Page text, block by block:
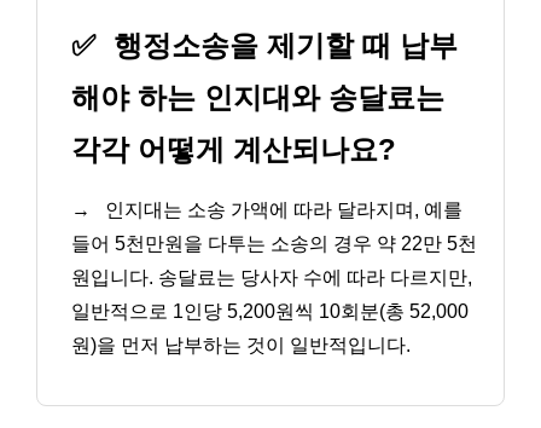
✅ 행정소송을 제기할 때 납부
해야 하는 인지대와 송달료는
각각 어떻게 계산되나요?
→
인지대는 소송 가액에 따라 달라지며, 예를
들어 5천만원을 다투는 소송의 경우 약 22만 5천
원입니다. 송달료는 당사자 수에 따라 다르지만,
일반적으로 1인당 5,200원씩 10회분(총 52,000
원)을 먼저 납부하는 것이 일반적입니다.